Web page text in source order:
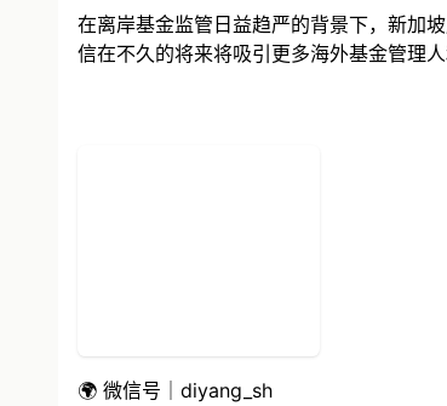
在离岸基金监管日益趋严的背景下，新加
信在不久的将来将吸引更多海外基金管理人
🌍 微信号｜diyang_sh